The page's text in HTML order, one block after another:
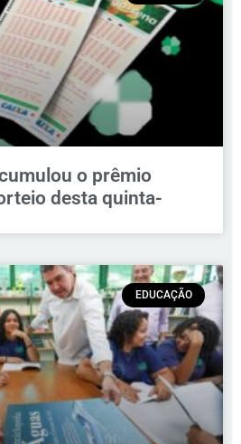
o prêmio
desta quinta-
EDUCAÇÃO